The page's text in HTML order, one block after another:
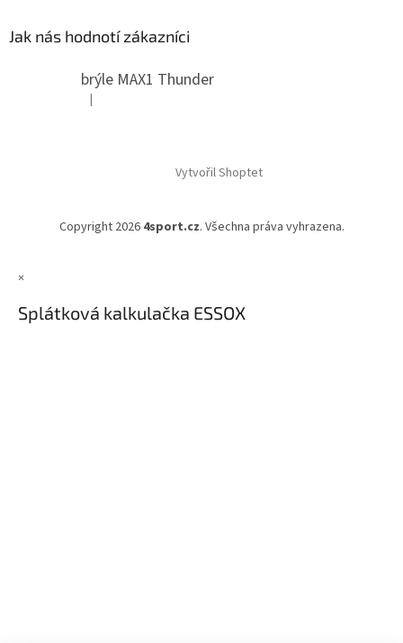
Jak nás hodnotí zákazníci
brýle MAX1 Thunder
Hodnocení produktu je 5 z 5 hvězdiček.
|
Vytvořil Shoptet
Copyright 2026 4sport.cz. Všechna práva vyhrazena.
×
Splátková kalkulačka ESSOX